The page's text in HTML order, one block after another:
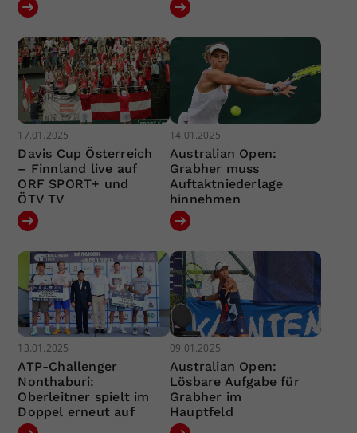
17.01.2025
Davis Cup Österreich
– Finnland live auf
ORF SPORT+ und
ÖTV TV
14.01.2025
Australian Open:
Grabher muss
Auftaktniederlage
hinnehmen
13.01.2025
ATP-Challenger
Nonthaburi:
Oberleitner spielt im
Doppel erneut auf
09.01.2025
Australian Open:
Lösbare Aufgabe für
Grabher im
Hauptfeld